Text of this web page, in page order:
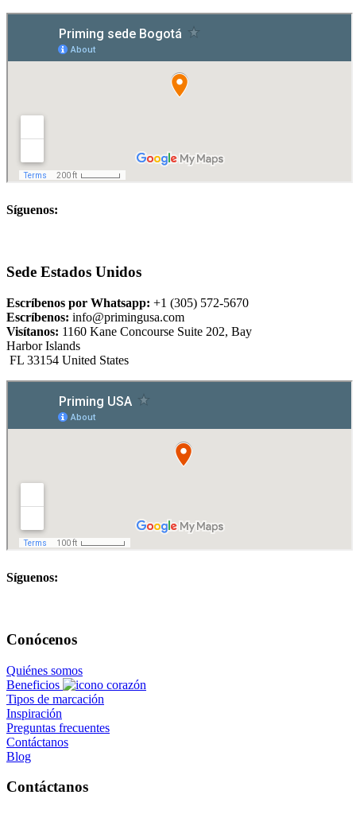
Síguenos:
Sede Estados Unidos
Escríbenos por Whatsapp: +1 (305) 572-5670
Escríbenos: info@primingusa.com
Visítanos: 1160 Kane Concourse Suite 202, Bay
Harbor Islands
FL 33154 United States
Síguenos:
Conócenos
Quiénes somos
Beneficios
Tipos de marcación
Inspiración
Preguntas frecuentes
Contáctanos
Blog
Contáctanos